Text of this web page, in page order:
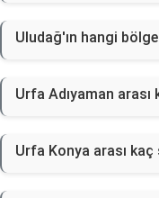
Uludağ'ın hangi
Urfa Adıyaman
Urfa Konya arası